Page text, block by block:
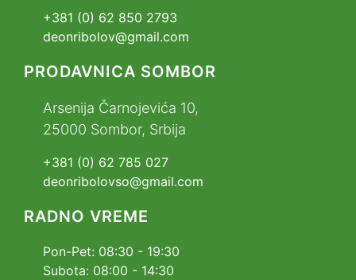
+381 (0) 62 850 2793
deonribolov@gmail.com
PRODAVNICA SOMBOR
Arsenija Čarnojevića 10,
25000 Sombor, Srbija
+381 (0) 62 785 027
deonribolovso@gmail.com
RADNO VREME
Pon-Pet: 08:30 - 19:30
Subota: 08:00 - 14:30